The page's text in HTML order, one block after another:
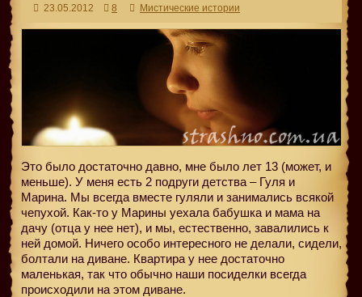
23.05.2012 8 Мистические истории
Это было достаточно давно, мне было лет 13 (может, и
меньше). У меня есть 2 подруги детства – Гуля и
Марина. Мы всегда вместе гуляли и занимались всякой
чепухой. Как-то у Марины уехала бабушка и мама на
дачу (отца у нее нет), и мы, естественно, завалились к
ней домой. Ничего особо интересного не делали, сидели,
болтали на диване. Квартира у нее достаточно
маленькая, так что обычно наши посиделки всегда
происходили на этом диване.